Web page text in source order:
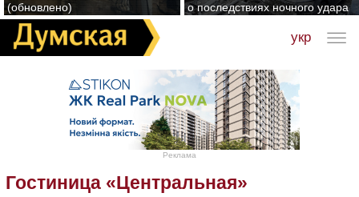
(обновлено)
о последствиях ночного удара
укр
Реклама
Гостиница «Центральная»